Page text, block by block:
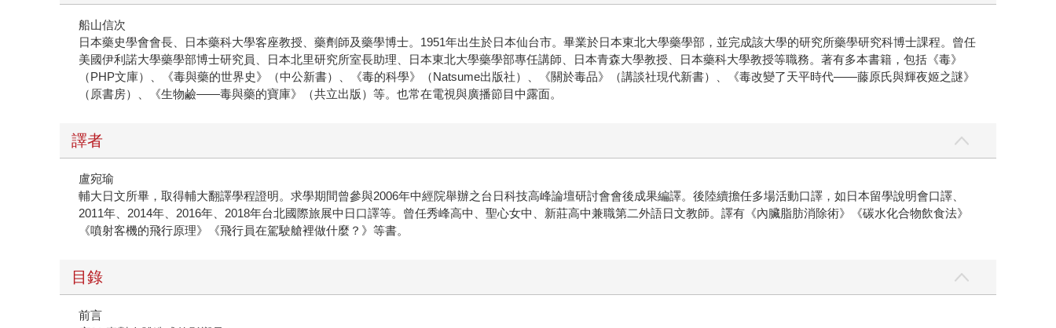
船山信次
日本藥史學會會長、日本藥科大學客座教授、藥劑師及藥學博士。1951年出生於日本仙台市。畢業於日本東北大學藥學部，並完成該大學的研究所藥學研究科博士課程。曾任
美國伊利諾大學藥學部博士研究員、日本北里研究所室長助理、日本東北大學藥學部專任講師、日本青森大學教授、日本藥科大學教授等職務。著有多本書籍，包括《毒》
（PHP文庫）、《毒與藥的世界史》（中公新書）、《毒的科學》（Natsume出版社）、《關於毒品》（講談社現代新書）、《毒改變了天平時代——藤原氏與輝夜姬之謎》
（原書房）、《生物鹼——毒與藥的寶庫》（共立出版）等。也常在電視與廣播節目中露面。
譯者
盧宛瑜
輔大日文所畢，取得輔大翻譯學程證明。求學期間曾參與2006年中經院舉辦之台日科技高峰論壇研討會會後成果編譯。後陸續擔任多場活動口譯，如日本留學說明會口譯、
2011年、2014年、2016年、2018年台北國際旅展中日口譯等。曾任秀峰高中、聖心女中、新莊高中兼職第二外語日文教師。譯有《內臟脂肪消除術》《碳水化合物飲食法》
《噴射客機的飛行原理》《飛行員在駕駛艙裡做什麼？》等書。
目錄
前言